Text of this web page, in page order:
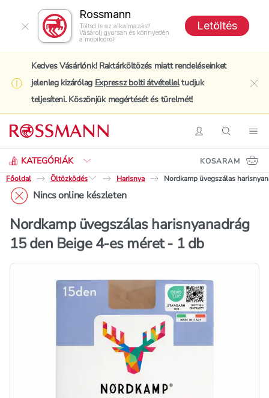
Rossmann
Töltsd le az alkalmazást!
Vásárolj gyorsan és könnyedén
a mobilodról!
Letöltés
Kedves Vásárlónk! Raktárköltözés miatt rendeléseinket
jelenleg kizárólag Expressz bolti átvételleltudjuk
teljesíteni. Köszönjük megértését és türelmét!
BelépésKeresés
KATEGÓRIÁK
Keresés
KOSARAM
Főoldal
Öltözködés Harisnya Nordkamp üvegszálas
Nincs online készleten
Nordkamp üvegszálas harisnyanadrág
15 den Beige 4-es méret - 1 db